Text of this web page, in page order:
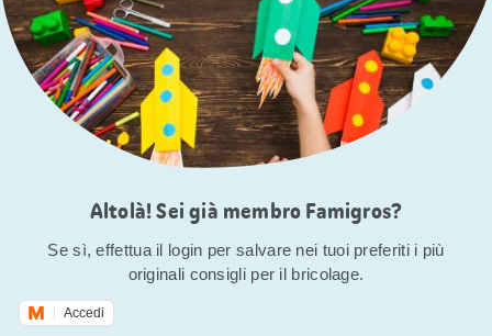
Altolà! Sei già membro Famigros?
Se sì, effettua il login per salvare nei tuoi preferiti i più
originali consigli per il bricolage.
Accedi